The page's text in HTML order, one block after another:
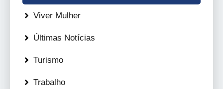
Viver Mulher
Últimas Notícias
Turismo
Trabalho